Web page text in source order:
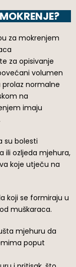
za mokrenjem
za opisivanje
volumen
prolaz normalne
na
imaju
su bolesti
ili ozljeda mjehura,
koje utječu na
koji se formiraju u
muškaraca.
mjehuru da
poput